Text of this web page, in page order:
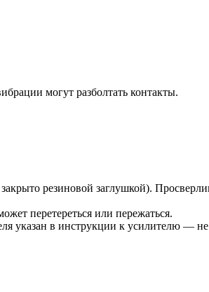
могут разболтать контакты.
резиновой заглушкой).
перетереться или пережаться.
указан в инструкции к усилителю — не